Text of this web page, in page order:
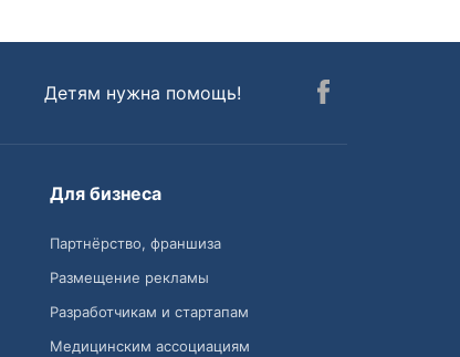
Детям нужна помощь!
Для бизнеса
Партнёрство, франшиза
Размещение рекламы
Разработчикам и стартапам
Медицинским ассоциациям